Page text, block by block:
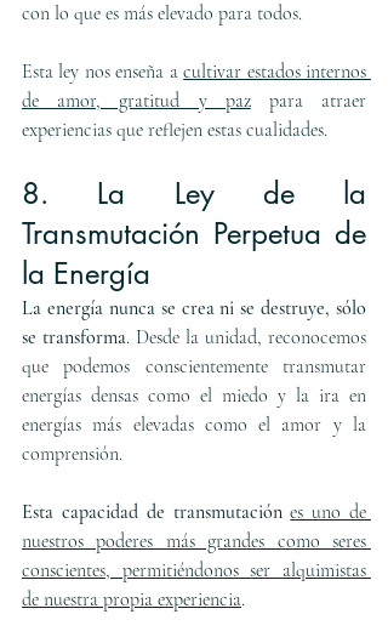
con lo que es más elevado para todos.
Esta ley nos enseña a cultivar estados internos
de amor, gratitud y paz para atraer
experiencias que reflejen estas cualidades.
8. La Ley de la
Transmutación Perpetua de
la Energía
La energía nunca se crea ni se destruye, sólo
se transforma. Desde la unidad, reconocemos
que podemos conscientemente transmutar
energías densas como el miedo y la ira en
energías más elevadas como el amor y la
comprensión.
Esta capacidad de transmutación es uno de
nuestros poderes más grandes como seres
conscientes, permitiéndonos ser alquimistas
de nuestra propia experiencia.